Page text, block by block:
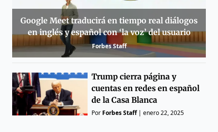
Google Meet traducirá en tiempo real diálogos
en inglés y español con ‘la voz’ del usuario
Forbes Staff
Trump cierra página y
cuentas en redes en español
de la Casa Blanca
Por Forbes Staff|enero 22, 2025